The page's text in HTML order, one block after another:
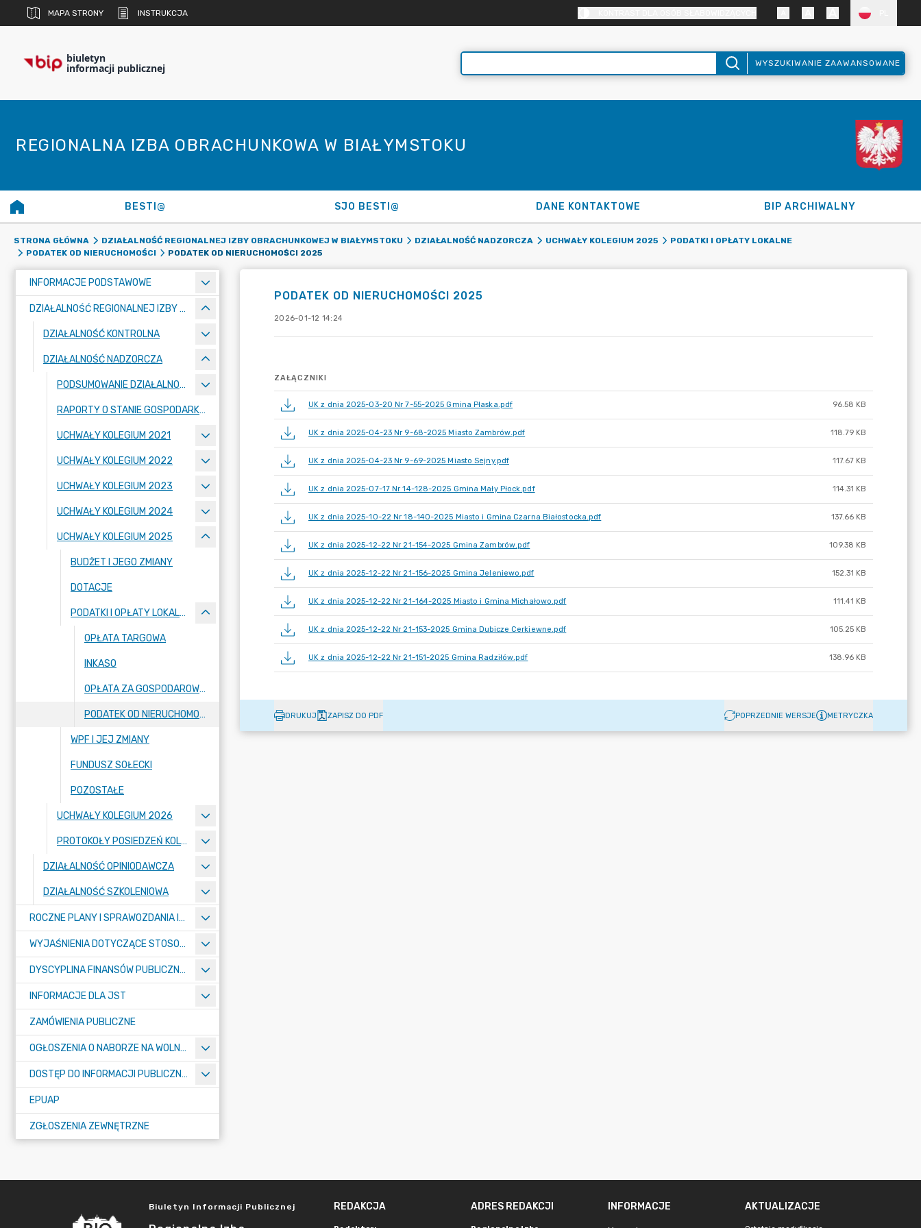
MAPA STRONY INSTRUKCJA
biuletyn
informacji publicznej WYSZUKIWANIE ZAAWANSOWANE
REGIONALNA IZBA OBRACHUNKOWA W BIAŁYMSTOKU
BESTI@ SJO BESTI@ DANE KONTAKTOWE BIP ARCHIWALNY
STRONA GŁÓWNA DZIAŁALNOŚĆ REGIONALNEJ IZBY OBRACHUNKOWEJ W BIAŁYMSTOKU DZIAŁALNOŚĆ NADZORCZA UCHWAŁY KOLEGIUM 2025
PODATKI I OPŁATY LOKALNE
PODATEK OD NIERUCHOMOŚCI
PODATEK OD NIERUCHOMOŚCI 2025
INFORMACJE PODSTAWOWE
DZIAŁALNOŚĆ REGIONALNEJ IZBY OBRACHUNKOWEJ W BIAŁYMSTOKU
DZIAŁALNOŚĆ KONTROLNA
DZIAŁALNOŚĆ NADZORCZA
PODSUMOWANIE DZIAŁALNOŚCI NADZORCZEJ
RAPORTY O STANIE GOSPODARKI FINANSOWEJ
UCHWAŁY KOLEGIUM 2021
UCHWAŁY KOLEGIUM 2022
UCHWAŁY KOLEGIUM 2023
UCHWAŁY KOLEGIUM 2024
UCHWAŁY KOLEGIUM 2025
BUDŻET I JEGO ZMIANY
DOTACJE
PODATKI I OPŁATY LOKALNE
OPŁATA TARGOWA
INKASO
OPŁATA ZA GOSPODAROWANIE ODPADAMI KOMUNALNYMI
PODATEK OD NIERUCHOMOŚCI
WPF I JEJ ZMIANY
FUNDUSZ SOŁECKI
POZOSTAŁE
UCHWAŁY KOLEGIUM 2026
PROTOKOŁY POSIEDZEŃ KOLEGIUM
DZIAŁALNOŚĆ OPINIODAWCZA
DZIAŁALNOŚĆ SZKOLENIOWA
ROCZNE PLANY I SPRAWOZDANIA IZBY
WYJAŚNIENIA DOTYCZĄCE STOSOWANIA PRZEPISÓW O FINANSACH PUBLICZNYCH
DYSCYPLINA FINANSÓW PUBLICZNYCH
INFORMACJE DLA JST
ZAMÓWIENIA PUBLICZNE
OGŁOSZENIA O NABORZE NA WOLNE STANOWISKA PRACY
DOSTĘP DO INFORMACJI PUBLICZNEJ
EPUAP
ZGŁOSZENIA ZEWNĘTRZNE
PODATEK OD NIERUCHOMOŚCI 2025
2026-01-12 14:24
ZAŁĄCZNIKI
UK z dnia 2025-03-20 Nr 7-55-2025 Gmina Płaska.pdf 96.58 KB
UK z dnia 2025-04-23 Nr 9-68-2025 Miasto Zambrów.pdf 118.79 KB
UK z dnia 2025-04-23 Nr 9-69-2025 Miasto Sejny.pdf 117.67 KB
UK z dnia 2025-07-17 Nr 14-128-2025 Gmina Mały Płock.pdf 114.31 KB
UK z dnia 2025-10-22 Nr 18-140-2025 Miasto i Gmina Czarna Białostocka.pdf 137.66 KB
UK z dnia 2025-12-22 Nr 21-154-2025 Gmina Zambrów.pdf 109.38 KB
UK z dnia 2025-12-22 Nr 21-156-2025 Gmina Jeleniewo.pdf 152.31 KB
UK z dnia 2025-12-22 Nr 21-164-2025 Miasto i Gmina Michałowo.pdf 111.41 KB
UK z dnia 2025-12-22 Nr 21-153-2025 Gmina Dubicze Cerkiewne.pdf 105.25 KB
UK z dnia 2025-12-22 Nr 21-151-2025 Gmina Radziłów.pdf 138.96 KB
DRUKUJ ZAPISZ DO PDF POPRZEDNIE WERSJE METRYCZKA
Biuletyn Informacji Publicznej REDAKCJA ADRES REDAKCJI INFORMACJE AKTUALIZACJE